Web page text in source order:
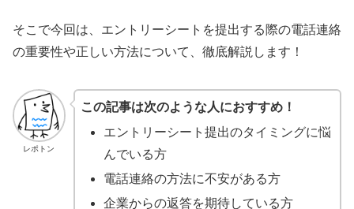
そこで今回は、エントリーシートを提出する際の電話連絡
の重要性や正しい方法について、徹底解説します！
レポトン
この記事は次のような人におすすめ！
エントリーシート提出のタイミングに悩
んでいる方
電話連絡の方法に不安がある方
企業からの返答を期待している方